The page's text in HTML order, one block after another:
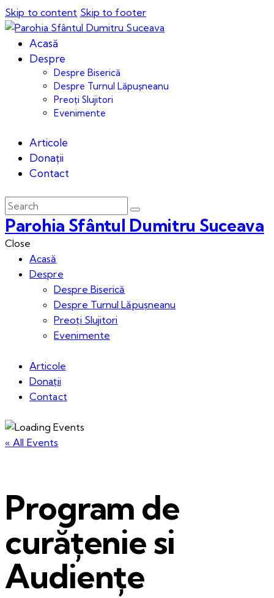
Skip to content Skip to footer
Acasă
Despre
Despre Biserică
Despre Turnul Lăpușneanu
Preoți Slujitori
Evenimente
Articole
Donații
Contact
Parohia Sfântul Dumitru Suceava
Close
Acasă
Despre
Despre Biserică
Despre Turnul Lăpușneanu
Preoți Slujitori
Evenimente
Articole
Donații
Contact
« All Events
Program de
curățenie si
Audiențe